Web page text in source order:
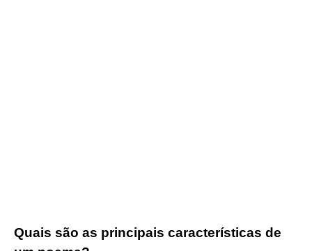
Quais são as principais características de